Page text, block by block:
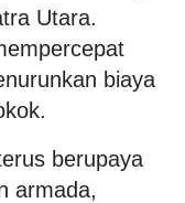
Utara.
biaya
berupaya
armada,